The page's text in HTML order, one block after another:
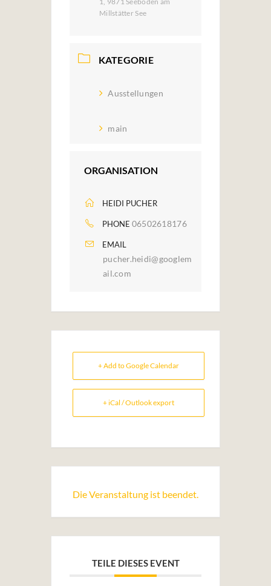
Millstätter See
KATEGORIE
Ausstellungen
main
ORGANISATION
HEIDI PUCHER
PHONE 06502618176
EMAIL
pucher.heidi@googlem
ail.com
+ Add to Google Calendar
+ iCal / Outlook export
Die Veranstaltung ist beendet.
TEILE DIESES EVENT